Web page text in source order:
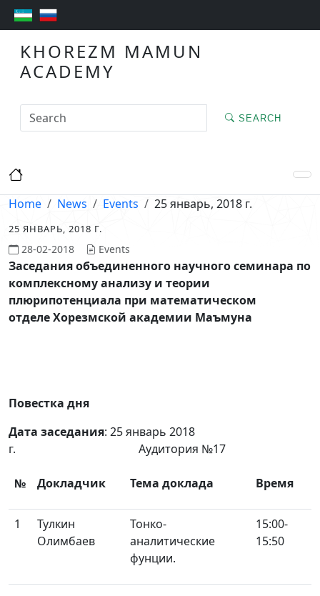
KHOREZM MAMUN
ACADEMY
SEARCH
Home News Events 25 январь, 2018 г.
25 ЯНВАРЬ, 2018 Г.
28-02-2018 Events
Заседания объединенного научного семинара по
комплексному анализу и теории
плюрипотенциала при математическом
отделеХорезмской академии Маъмуна
Повестка дня
Дата заседания: 25 январь 2018
г. Аудитория №17
№ Докладчик Тема доклада Время
1
Тулкин
Олимбаев
Тонко-
аналитические
фунции.
15:00-
15:50